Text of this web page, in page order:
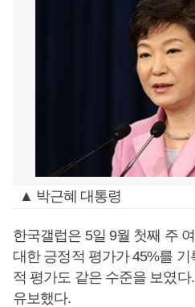
▲ 박근혜 대통령
한국갤럽은 5일 9월 첫째 주
대한 긍정적 평가가 45%를
적 평가도 같은 수준을 보였
유보했다.